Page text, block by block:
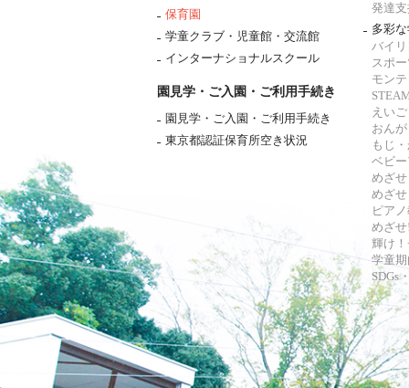
保育園
学童クラブ・児童館・交流館
インターナショナルスクール
園見学・ご入園・ご利用手続き
園見学・ご入園・ご利用手続き
東京都認証保育所空き状況
発達
多彩
バイ
スポ
モン
えいご
おん
もじ
ベビ
めざ
めざ
ピア
めざ
輝け
学童
SDGs